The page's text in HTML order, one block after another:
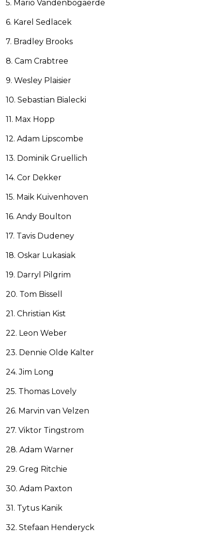
5. Mario Vandenbogaerde
6. Karel Sedlacek
7. Bradley Brooks
8. Cam Crabtree
9. Wesley Plaisier
10. Sebastian Bialecki
11. Max Hopp
12. Adam Lipscombe
13. Dominik Gruellich
14. Cor Dekker
15. Maik Kuivenhoven
16. Andy Boulton
17. Tavis Dudeney
18. Oskar Lukasiak
19. Darryl Pilgrim
20. Tom Bissell
21. Christian Kist
22. Leon Weber
23. Dennie Olde Kalter
24. Jim Long
25. Thomas Lovely
26. Marvin van Velzen
27. Viktor Tingstrom
28. Adam Warner
29. Greg Ritchie
30. Adam Paxton
31. Tytus Kanik
32. Stefaan Henderyck